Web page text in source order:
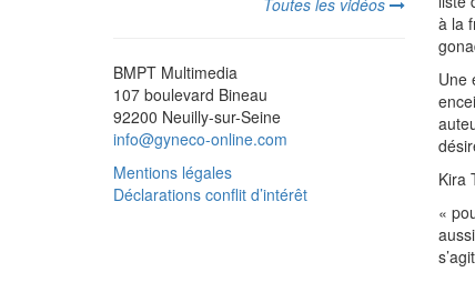
à la
Une
Kira
«
BMPT Multimedia
107 boulevard Bineau
92200 Neuilly-sur-Seine
info@gyneco-online.com
Mentions légales
Déclarations conflit d’intérêt